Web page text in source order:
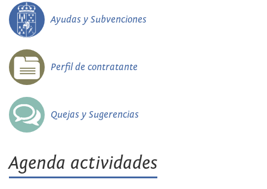
Ayudas y Subvenciones
Perfil de contratante
Quejas y Sugerencias
Agenda actividades